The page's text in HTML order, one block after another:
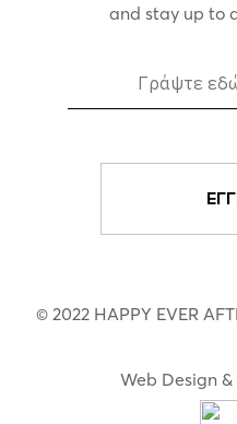
and stay up to
© 2022 HAPPY EVER
Web Design